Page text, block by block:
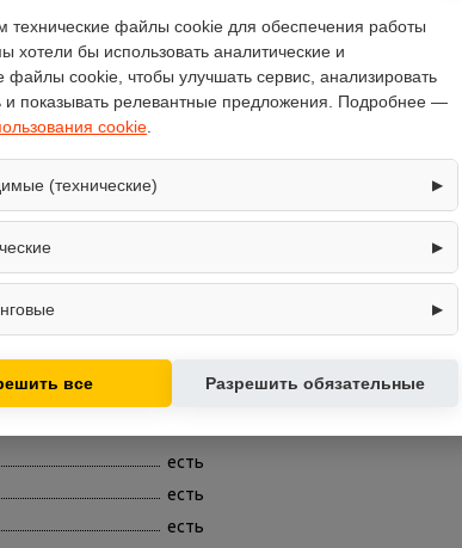
охлаждение / обогрев
13.5
однофазный
есть
есть
есть
есть
есть
технические файлы cookie для обеспечения работы
хотели бы использовать аналитические и
файлы cookie, чтобы улучшать сервис, анализировать
и показывать релевантные предложения. Подробнее —
cookie
(технические) ▶
корректную работу сайта: оформление заказа, корзина,
кабинет. Без них основные функции могут быть
▶
информацию о посещениях и использовании
счётчики аналитики), помогают улучшать интерфейс и
▶
все Разрешить обязательные